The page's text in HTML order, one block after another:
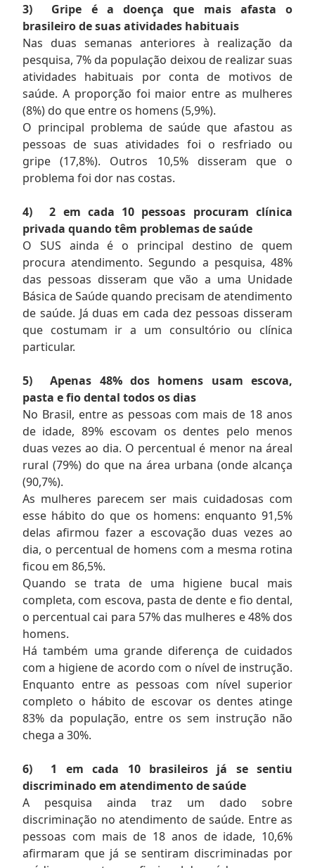
3)
Gripe é a doença que mais afasta o
brasileiro de suas atividades habituais
Nas duas semanas anteriores à realização da
pesquisa, 7% da população deixou de realizar suas
atividades habituais por conta de motivos de
saúde. A proporção foi maior entre as mulheres
(8%) do que entre os homens (5,9%).
O principal problema de saúde que afastou as
pessoas de suas atividades foi o resfriado ou
gripe (17,8%). Outros 10,5% disseram que o
problema foi dor nas costas.
4)
2 em cada 10 pessoas procuram clínica
privada quando têm problemas de saúde
O SUS ainda é o principal destino de quem
procura atendimento. Segundo a pesquisa, 48%
das pessoas disseram que vão a uma Unidade
Básica de Saúde quando precisam de atendimento
de saúde. Já duas em cada dez pessoas disseram
que costumam ir a um consultório ou clínica
particular.
5)
Apenas 48% dos homens usam escova,
pasta e fio dental todos os dias
No Brasil, entre as pessoas com mais de 18 anos
de idade, 89% escovam os dentes pelo menos
duas vezes ao dia. O percentual é menor na áreal
rural (79%) do que na área urbana (onde alcança
(90,7%).
As mulheres parecem ser mais cuidadosas com
esse hábito do que os homens: enquanto 91,5%
delas afirmou fazer a escovação duas vezes ao
dia, o percentual de homens com a mesma rotina
ficou em 86,5%.
Quando se trata de uma higiene bucal mais
completa, com escova, pasta de dente e fio dental,
o percentual cai para 57% das mulheres e 48% dos
homens.
Há também uma grande diferença de cuidados
com a higiene de acordo com o nível de instrução.
Enquanto entre as pessoas com nível superior
completo o hábito de escovar os dentes atinge
83% da população, entre os sem instrução não
chega a 30%.
6)
1 em cada 10 brasileiros já se sentiu
discriminado em atendimento de saúde
A pesquisa ainda traz um dado sobre
discriminação no atendimento de saúde. Entre as
pessoas com mais de 18 anos de idade, 10,6%
afirmaram que já se sentiram discriminadas por